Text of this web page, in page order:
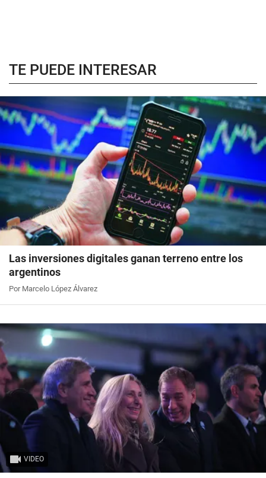
TE PUEDE INTERESAR
Las inversiones digitales ganan terreno entre los
argentinos
Por Marcelo López Álvarez
VIDEO